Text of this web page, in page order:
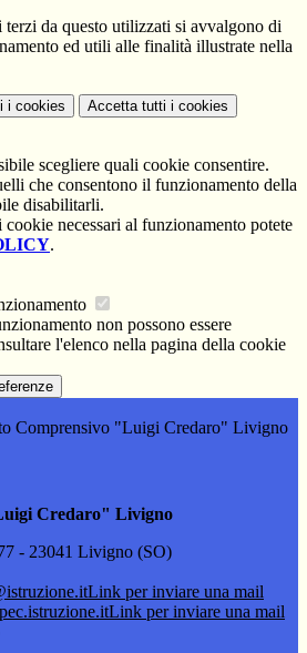
da questo utilizzati si avvalgono di
ed utili alle finalità illustrate nella
i cookies Accetta tutti i cookies
scegliere quali cookie consentire.
che consentono il funzionamento della
disabilitarli.
necessari al funzionamento potete
.
non possono essere
l'elenco nella pagina della cookie
Comprensivo "Luigi Credaro" Livigno
Credaro" Livigno
- 23041 Livigno (SO)
Link per inviare una mail
Link per inviare una mail